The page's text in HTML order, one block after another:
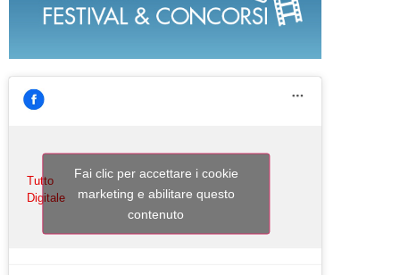
Tutto
Digitale
Fai clic per accettare i cookie
marketing e abilitare questo
contenuto